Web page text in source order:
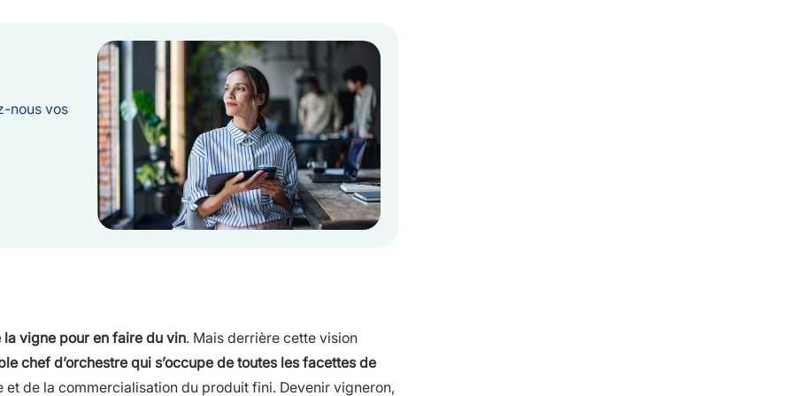
nous vos
vigne pour en faire du vin. Mais derrière cette vision
chef d’orchestre qui s’occupe de toutes les facettes de
de la commercialisation du produit fini. Devenir vigneron,